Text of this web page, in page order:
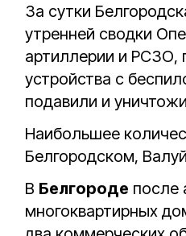
За сутки
утренней сводки
артиллерии и РСЗО,
устройства с
подавили и
Наибольшее
Белгородском,
В Белгороде после
многоквартирных